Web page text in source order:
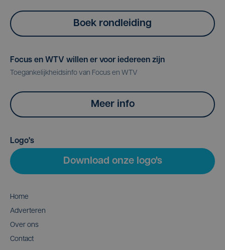
Boek rondleiding
Focus en WTV willen er voor iedereen zijn
Toegankelijkheidsinfo van Focus en WTV
Meer info
Logo's
Download onze logo's
Home
Adverteren
Over ons
Contact